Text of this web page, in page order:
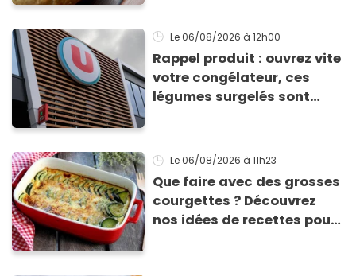
Le 06/08/2026 à 12h00
Rappel produit : ouvrez vite
votre congélateur, ces
légumes surgelés sont
Le 06/08/2026 à 11h23
Que faire avec des grosses
courgettes ? Découvrez
nos idées de recettes pour